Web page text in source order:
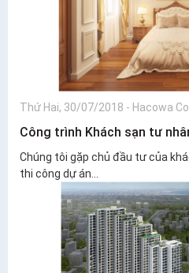
Thứ Hai, 30/07/2018 - Hacowa
Công trình Khách sạn tư
Chúng tôi gặp chủ đầu tư của
thi công dự án...